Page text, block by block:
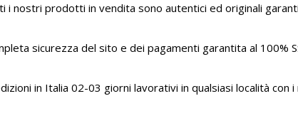
i nostri prodotti in vendita sono autentici ed originali
sicurezza del sito e dei pagamenti garantita al 100%
in Italia 02-03 giorni lavorativi in qualsiasi località con